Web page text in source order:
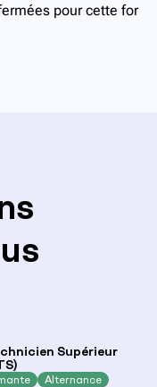
pour cette for
Supérieur
Alternance